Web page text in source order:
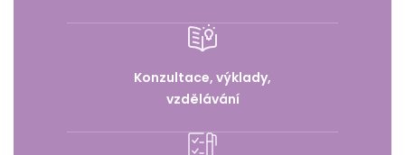
Konzultace, výklady,
vzdělávání